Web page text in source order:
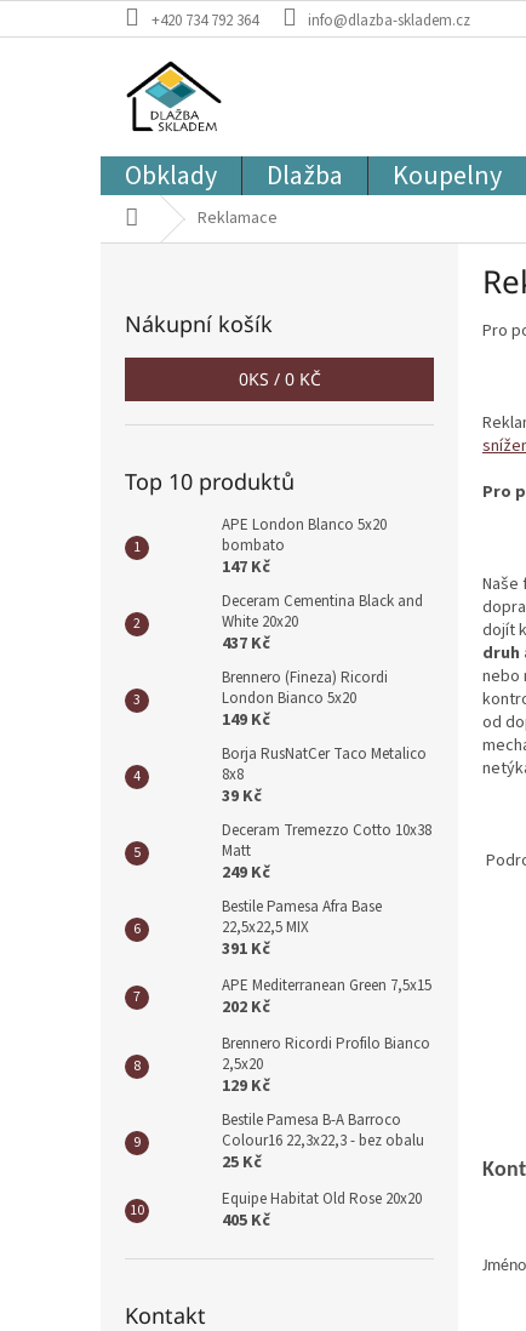
na
+420 734 792 364 info@dlazba-skladem.cz
Obklady Dlažba Koupelny
Domů Reklamace
Nákupní košík
0KS / 0 KČ
Top 10 produktů
APE London Blanco 5x20
bombato
147 Kč
Deceram Cementina Black and
White 20x20
437 Kč
Brennero (Fineza) Ricordi
London Bianco 5x20
149 Kč
Borja RusNatCer Taco Metalico
8x8
39 Kč
Deceram Tremezzo Cotto 10x38
Matt
249 Kč
Bestile Pamesa Afra Base
22,5x22,5 MIX
391 Kč
APE Mediterranean Green 7,5x15
202 Kč
Brennero Ricordi Profilo Bianco
2,5x20
129 Kč
Bestile Pamesa B-A Barroco
Colour16 22,3x22,3 - bez obalu
25 Kč
Equipe Habitat Old Rose 20x20
405 Kč
Kontakt
Pro
Pro
Naše
dojít
druh
nebo
od